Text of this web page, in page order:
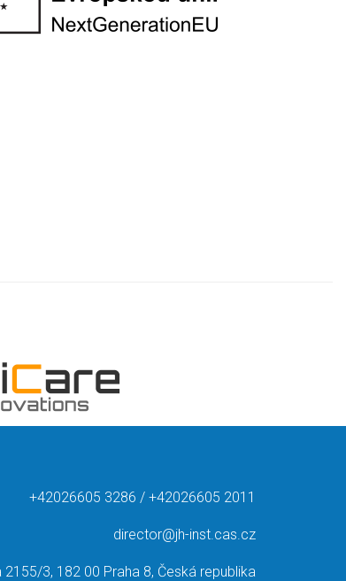
+42026605 3286 / +42026605 2011
director@jh-inst.cas.cz
2155/3, 182 00 Praha 8, Česká republika